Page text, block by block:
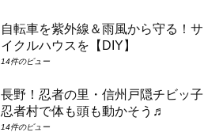
自転車を紫外線＆雨風から守る！サ
イクルハウスを【DIY】
14件のビュー
長野！忍者の里・信州戸隠チビッ子
忍者村で体も頭も動かそう♬
14件のビュー